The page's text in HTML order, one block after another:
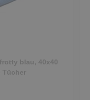
blau, 40x40
Tücher